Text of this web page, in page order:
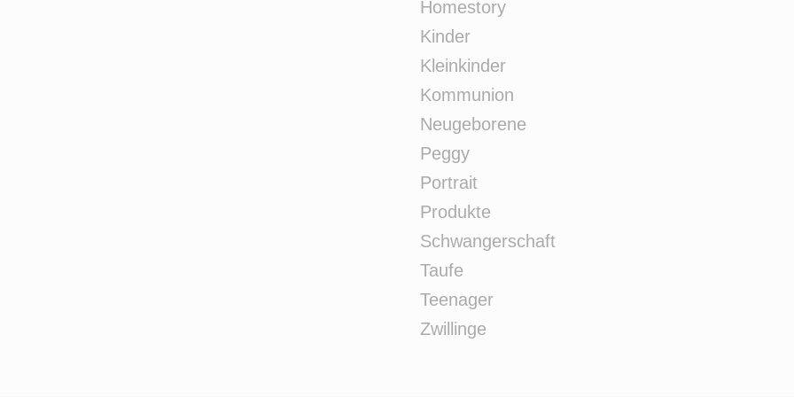
Homestory
Kinder
Kleinkinder
Kommunion
Neugeborene
Peggy
Portrait
Produkte
Schwangerschaft
Taufe
Teenager
Zwillinge